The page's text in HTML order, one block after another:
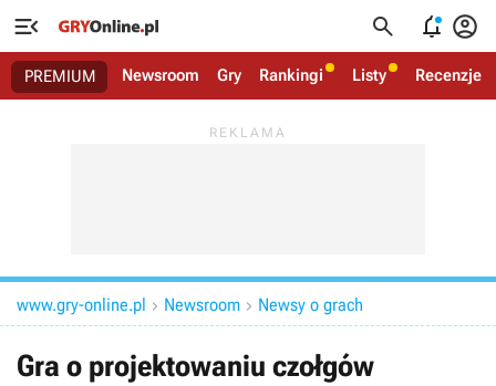
   
PREMIUM Newsroom Gry Rankingi Listy Recenzje
www.gry-online.pl  Newsroom  Newsy o grach
Gra o projektowaniu czołgów